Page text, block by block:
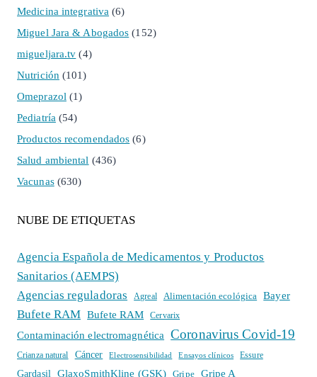
Medicina integrativa (6)
Miguel Jara & Abogados (152)
migueljara.tv (4)
Nutrición (101)
Omeprazol (1)
Pediatría (54)
Productos recomendados (6)
Salud ambiental (436)
Vacunas(630)
NUBE DE ETIQUETAS
Agencia Española de Medicamentos y Productos
Sanitarios (AEMPS)
Agencias reguladoras
Agreal Alimentación ecológica Bayer
Bufete RAM Bufete RAM Cervarix
Contaminación electromagnética Coronavirus Covid-19
Crianza natural Cáncer Electrosensibilidad Ensayos clínicos Essure
Gardasil GlaxoSmithKline (GSK) Gripe Gripe A